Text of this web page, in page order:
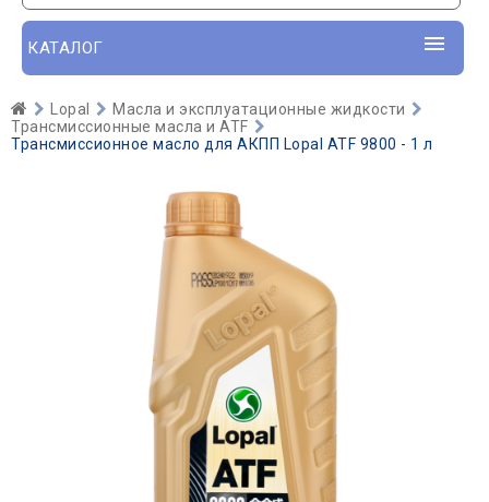
КАТАЛОГ
Lopal
Масла и эксплуатационные жидкости
Трансмиссионные масла и ATF
Трансмиссионное масло для АКПП Lopal ATF 9800 - 1 л